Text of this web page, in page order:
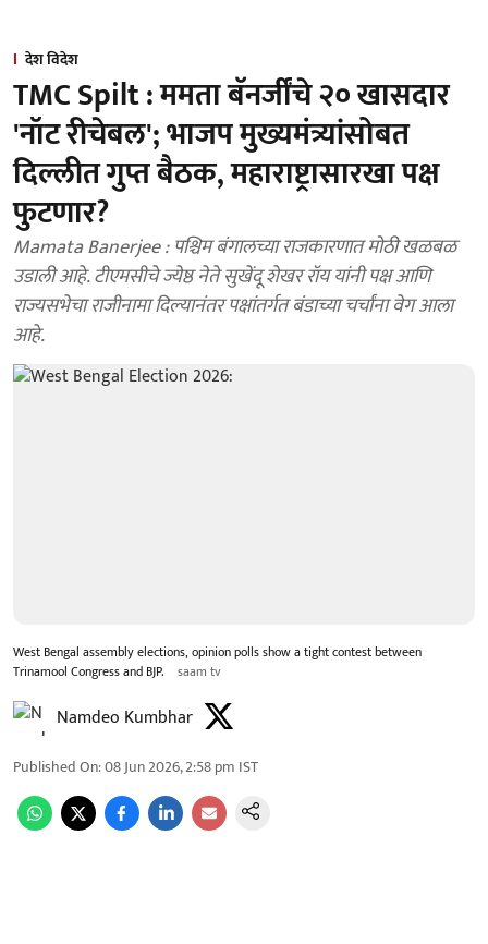
देश विदेश
TMC Spilt : ममता बॅनर्जींचे २० खासदार
'नॉट रीचेबल'; भाजप मुख्यमंत्र्यांसोबत
दिल्लीत गुप्त बैठक, महाराष्ट्रासारखा पक्ष
फुटणार?
Mamata Banerjee : पश्चिम बंगालच्या राजकारणात मोठी खळबळ
उडाली आहे. टीएमसीचे ज्येष्ठ नेते सुखेंदू शेखर रॉय यांनी पक्ष आणि
राज्यसभेचा राजीनामा दिल्यानंतर पक्षांतर्गत बंडाच्या चर्चांना वेग आला
आहे.
West Bengal assembly elections, opinion polls show a tight contest between
Trinamool Congress and BJP.
saam tv
Namdeo Kumbhar
Published On:08 Jun 2026, 2:58 pm IST